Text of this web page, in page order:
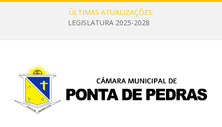
ÚLTIMAS ATUALIZAÇÕES:
LEGISLATURA 2025-2028